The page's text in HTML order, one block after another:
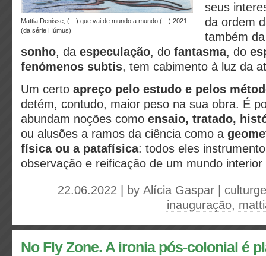
Mattia Denisse, (…) que vai de mundo a mundo (…) 2021
(da série Húmus)
seus
da ordem
também
sonho, da especulação, do fantasma, do
fenómenos subtis, tem cabimento à luz da
Um certo apreço pelo estudo e pelos
detém, contudo, maior peso na sua obra. É
abundam noções como ensaio, tratado,
ou alusões a ramos da ciência como a
física ou a patafísica: todos eles
observação e reificação de um mundo interior
22.06.2022 | by Alícia Gaspar
inauguração,
No Fly Zone. A ironia pós-colonial é